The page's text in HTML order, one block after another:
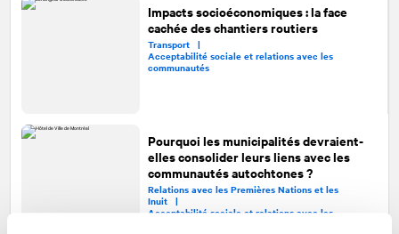
Impacts socioéconomiques : la face
cachée des chantiers routiers
Transport |
Acceptabilité sociale et relations avec les
communautés
Pourquoi les municipalités devraient-
elles consolider leurs liens avec les
communautés autochtones ?
Relations avec les Premières Nations et les
Inuit |
Acceptabilité sociale et relations avec les